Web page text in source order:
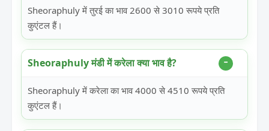
Sheoraphuly में तुरई का भाव 2600 से 3010 रूपये प्रति
कुएंटल हैं।
Sheoraphuly मंडी में करेला क्या भाव है?
Sheoraphuly में करेला का भाव 4000 से 4510 रूपये प्रति
कुएंटल हैं।